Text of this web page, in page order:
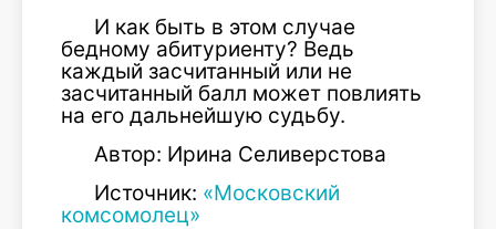
И как быть в этом случае
бедному абитуриенту? Ведь
каждый засчитанный или не
засчитанный балл может повлиять
на его дальнейшую судьбу.
Автор: Ирина Селиверстова
Источник: «Московский
комсомолец»